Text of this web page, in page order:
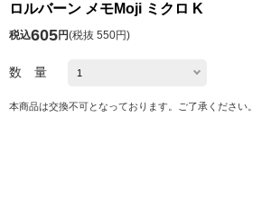
ロルバーン メモMoji ミクロ K
税込605円(税抜 550円)
数 量
本商品は交換不可となっております。ご了承ください。